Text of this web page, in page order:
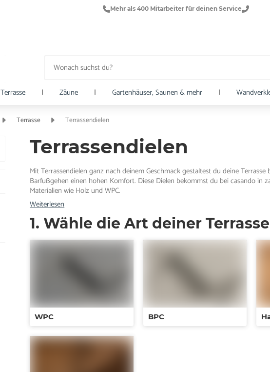
Mehr als 400 Mitarbeiter für deinen Service
Terrasse | Zäune | Gartenhäuser, Saunen & mehr |
Terrasse Terrassendielen
Terrassendielen
Mit Terrassendielen ganz nach deinem Geschmack gestaltest du deine
Barfußgehen einen hohen Komfort. Diese Dielen bekommst du bei casando in
Materialien wie Holz und WPC.
Weiterlesen
1. Wähle die Art deiner
WPC BPC